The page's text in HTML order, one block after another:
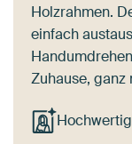
Holzrahmen.
einfach
Zuhause, ganz